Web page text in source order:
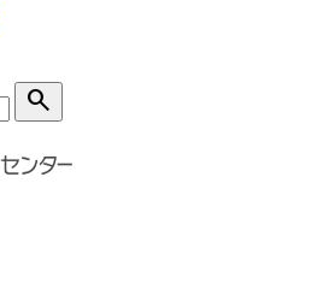
search